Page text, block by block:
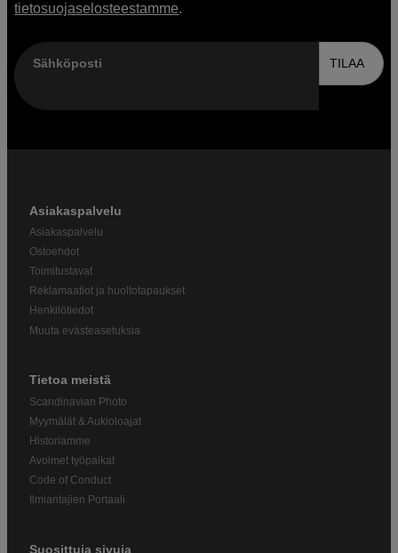
tietosuojaselosteestamme.
Sähköposti TILAA
Asiakaspalvelu
Asiakaspalvelu
Ostoehdot
Toimitustavat
Reklamaatiot ja huoltotapaukset
Henkilötiedot
Muuta evästeasetuksia
Tietoa meistä
Scandinavian Photo
Myymälät & Aukioloajat
Historiamme
Avoimet työpaikat
Code of Conduct
Ilmiantajien Portaali
Suosittuja sivuja